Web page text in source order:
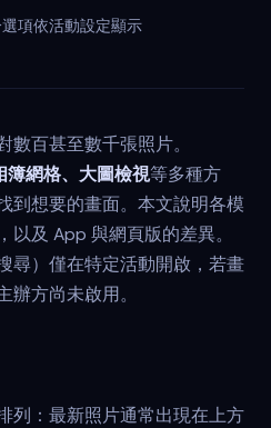
項依活動設定顯示
百甚至數千張照片。
簿網格、大圖檢視等多種方
到想要的畫面。本文說明各模
及 App 與網頁版的差異。
尋）僅在特定活動開啟，若畫
方尚未啟用。
列：最新照片通常出現在上方